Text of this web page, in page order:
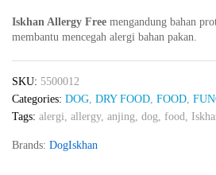
Iskhan Allergy Free mengandung bahan
membantu mencegah alergi bahan pakan.
SKU: 5500012
Categories: DOG, DRY FOOD, FOOD,
Tags: alergi, allergy, anjing, dog, food,
Brands: DogIskhan